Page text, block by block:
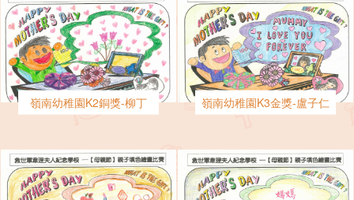
嶺南幼稚園K2銅獎-柳丁 嶺南幼稚園K3金獎-盧子仁